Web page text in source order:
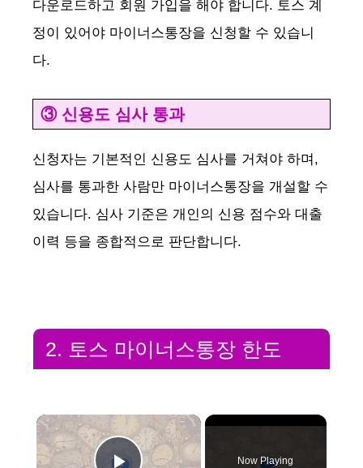
다운로드하고 회원 가입을 해야 합니다. 토스 계
정이 있어야 마이너스통장을 신청할 수 있습니
다.
③ 신용도 심사 통과
신청자는 기본적인 신용도 심사를 거쳐야 하며,
심사를 통과한 사람만 마이너스통장을 개설할 수
있습니다. 심사 기준은 개인의 신용 점수와 대출
이력 등을 종합적으로 판단합니다.
2. 토스 마이너스통장 한도
×
Now Playing